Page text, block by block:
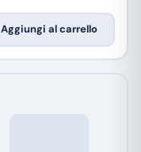
Aggiungi al carrello